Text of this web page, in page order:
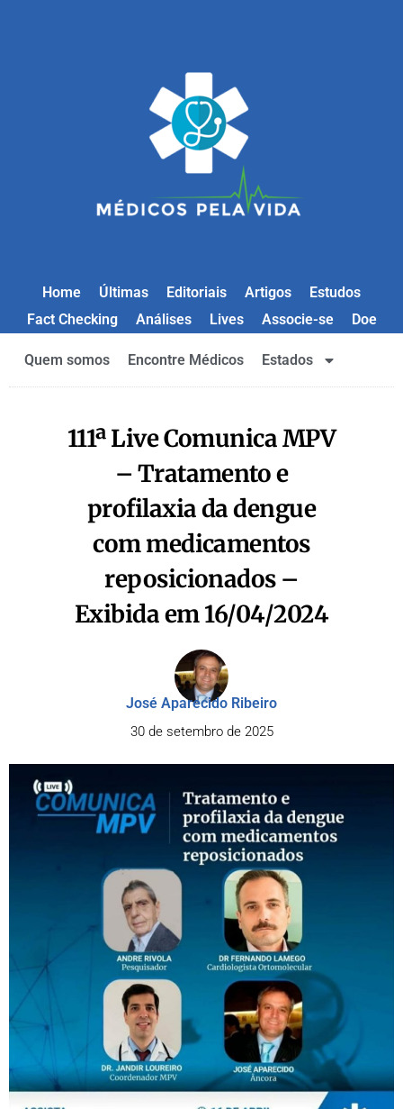
Home Últimas Editoriais Artigos
Estudos
Fact Checking
Análises Lives Associe-se Doe
Quem somos Encontre Médicos Estados
111ª Live Comunica MPV
– Tratamento e
profilaxia da dengue
com medicamentos
reposicionados –
Exibida em 16/04/2024
José Aparecido Ribeiro
30 de setembro de 2025